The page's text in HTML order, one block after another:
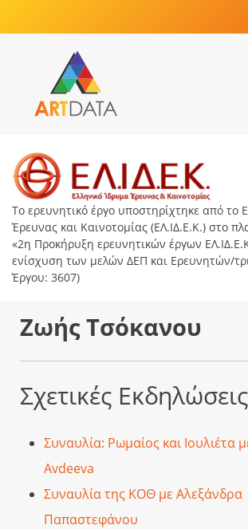
Το ερευνητικό έργο υποστηρίχτηκε από το
Έρευνας και Καινοτομίας (ΕΛ.ΙΔ.Ε.Κ.) στο
«2η Προκήρυξη ερευνητικών έργων
ενίσχυση των μελών ΔΕΠ και Ερευνητών/
Έργου: 3607)
Ζωής Τσόκανου
Σχετικές
Συναυλία: Ρωμαίος και Ιουλιέτα
Avdeeva
Συναυλία της ΚΟΘ με Αλεξάνδρα
Παπαστεφάνου